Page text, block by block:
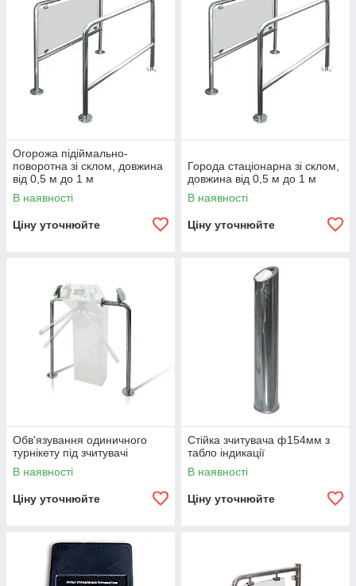
Огорожа підіймально-
поворотна зі склом, довжина
від 0,5 м до 1 м
В наявності
Ціну уточнюйте
Города стаціонарна зі склом,
довжина від 0,5 м до 1 м
В наявності
Ціну уточнюйте
Обв'язування одиничного
турнікету під зчитувачі
В наявності
Ціну уточнюйте
Стійка зчитувача ф154мм з
табло індикації
В наявності
Ціну уточнюйте